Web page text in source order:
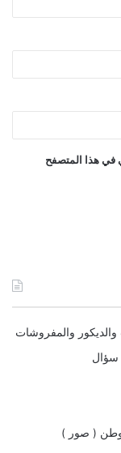
في هذا المتصفح
والديكور والمفروشات
( صور )